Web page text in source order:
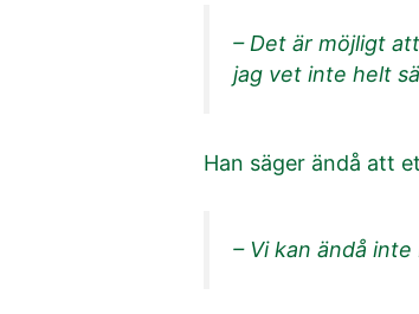
– Det är möjligt
jag vet inte helt
Han säger ändå att
– Vi kan ändå